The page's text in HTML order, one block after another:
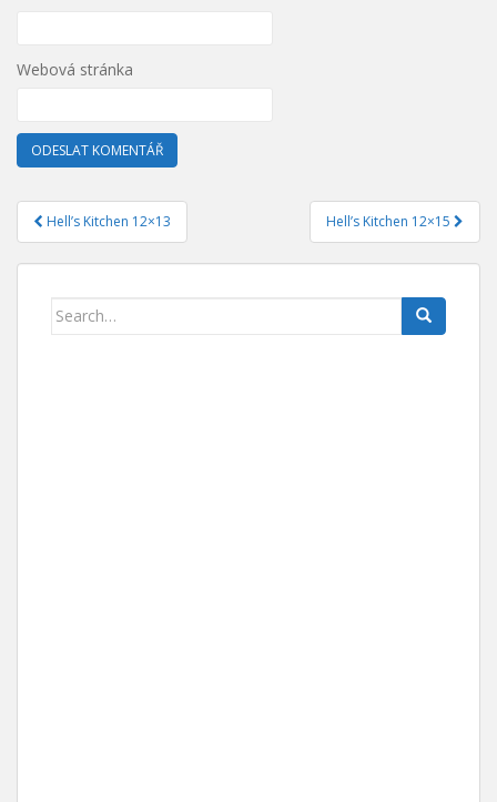
Webová stránka
Navigace pro příspěvek
Hell’s Kitchen 12×13 Hell’s Kitchen 12×15
Search for: